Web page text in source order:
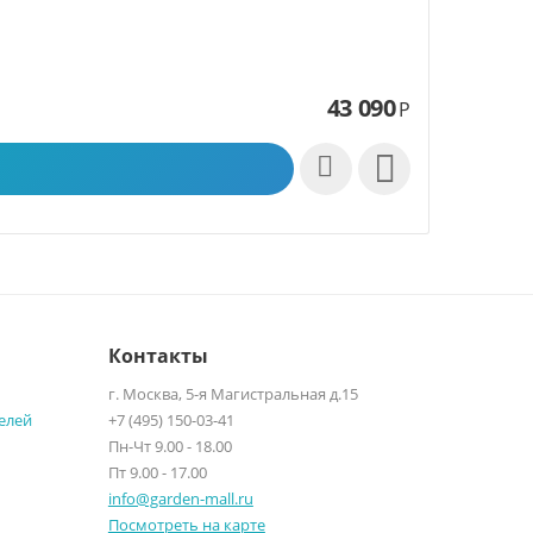
43 090Р

Контакты
г. Москва, 5-я Магистральная д.15
+7 (495) 150-03-41
Пн-Чт 9.00 - 18.00
Пт 9.00 - 17.00
info@garden-mall.ru
Посмотреть на карте